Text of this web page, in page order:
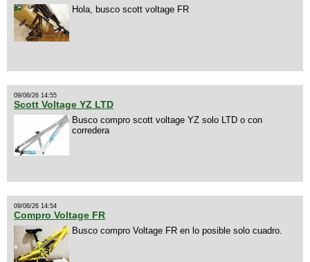
Hola, busco scott voltage FR
09/06/26 14:55
Scott Voltage YZ LTD
Busco compro scott voltage YZ solo LTD o con
corredera
09/06/26 14:54
Compro Voltage FR
Busco compro Voltage FR en lo posible solo cuadro.